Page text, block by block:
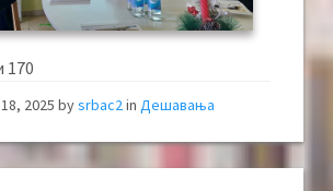
170
2025 bysrbac2in Дешавања